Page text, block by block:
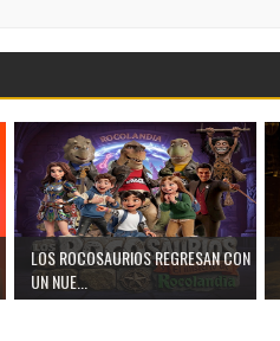
LOS ROCOSAURIOS REGRESAN CON
UN NUE...